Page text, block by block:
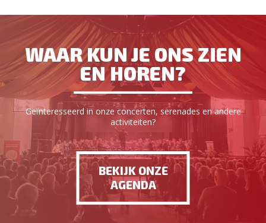
WAAR KUN JE ONS ZIEN
EN HOREN?
Geïnteresseerd in onze concerten, serenades en andere
activiteiten?
BEKIJK ONZE
AGENDA